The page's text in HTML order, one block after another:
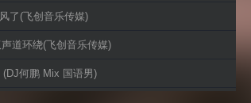
了(飞创音乐传媒)
道环绕(飞创音乐传媒)
何鹏 Mix 国语男)